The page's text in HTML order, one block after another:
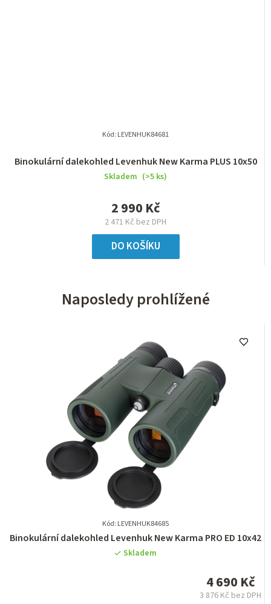
Binokulární dalekohled Levenhuk New Karma PLUS 10x50
Skladem (>5 ks)
2 471 Kč bez DPH
2 990 Kč
DO KOŠÍKU
Kód: LEVENHUK84681
Naposledy prohlížené
Kód: LEVENHUK84685
Průměrné
hodnocení
Binokulární dalekohled Levenhuk New Karma PRO ED 10x42
Skladem
4 690 Kč
3 876 Kč bez DPH